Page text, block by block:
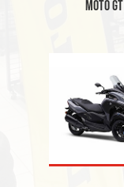
Moto GT